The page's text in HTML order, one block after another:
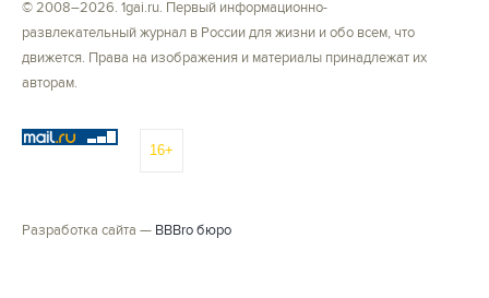
© 2008–2026. 1gai.ru. Первый информационно-
развлекательный журнал в России для жизни и обо всем, что
движется. Права на изображения и материалы принадлежат их
авторам.
16+
Разработка сайта — BBBro бюро